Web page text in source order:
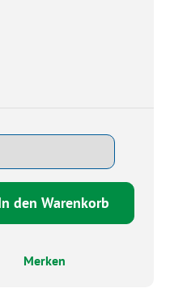
gewünschten
den Warenkorb
Merken